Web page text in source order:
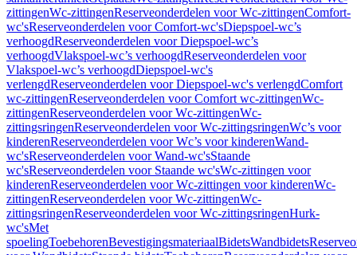
zittingenWc-zittingenReserveonderdelen voor Wc-zittingenComfort-
wc'sReserveonderdelen voor Comfort-wc'sDiepspoel-wc’s
verhoogdReserveonderdelen voor Diepspoel-wc’s
verhoogdVlakspoel-wc’s verhoogdReserveonderdelen voor
Vlakspoel-wc’s verhoogdDiepspoel-wc's
verlengdReserveonderdelen voor Diepspoel-wc's verlengdComfort
wc-zittingenReserveonderdelen voor Comfort wc-zittingenWc-
zittingenReserveonderdelen voor Wc-zittingenWc-
zittingsringenReserveonderdelen voor Wc-zittingsringenWc’s voor
kinderenReserveonderdelen voor Wc’s voor kinderenWand-
wc'sReserveonderdelen voor Wand-wc'sStaande
wc'sReserveonderdelen voor Staande wc'sWc-zittingen voor
kinderenReserveonderdelen voor Wc-zittingen voor kinderenWc-
zittingenReserveonderdelen voor Wc-zittingenWc-
zittingsringenReserveonderdelen voor Wc-zittingsringenHurk-
wc'sMet
spoelingToebehorenBevestigingsmateriaalBidetsWandbidets